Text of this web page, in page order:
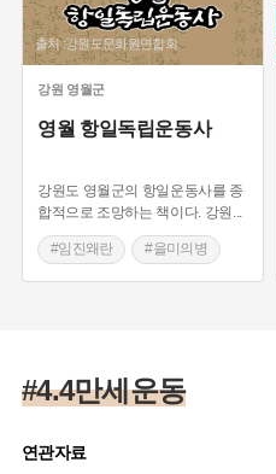
#3.1운동 #목민관 #생활용품
#먼우금 #농업
#28독립선언
#조선 시대 사회 #공예품 #
#병천5일장 #천안재래시장
#역사와 함께하는 시장탐방 #천안
#기념행사
출처 :강원도문화원연합회
강원 영월군
영월 항일독립운동사
강원도 영월군의 항일운동사를 종
합적으로 조망하는 책이다. 강원
#임진왜란 #을미의병
#을사의병 #만세운동
#4.4만세운동
연관자료